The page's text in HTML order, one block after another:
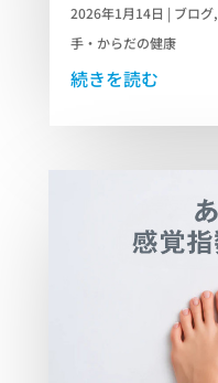
2026年1月14日 | ブログ,
手・からだの健康
続きを読む